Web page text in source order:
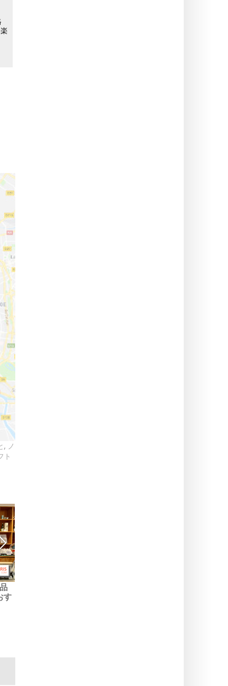
, ノ
ト
す